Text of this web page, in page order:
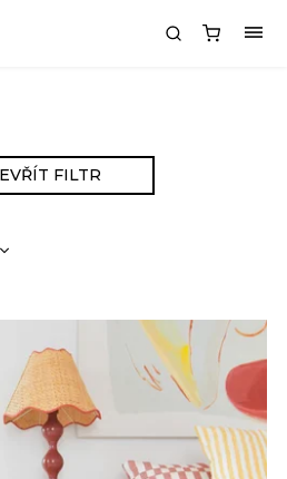
FILTR